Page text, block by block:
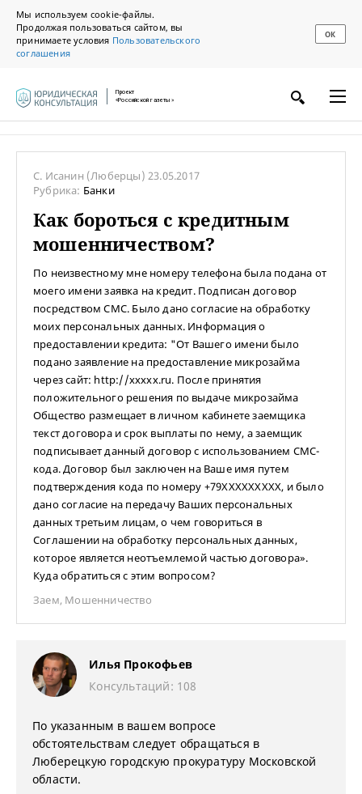
Мы используем cookie-файлы.
Продолжая пользоваться сайтом, вы
принимаете условия Пользовательского
соглашения
ОК
Проект
«Российской газеты»
С. Исанин (Люберцы) 23.05.2017
Рубрика: Банки
Как бороться с кредитным
мошенничеством?
По неизвестному мне номеру телефона была подана от
моего имени заявка на кредит. Подписан договор
посредством СМС. Было дано согласие на обработку
моих персональных данных. Информация о
предоставлении кредита: "От Вашего имени было
подано заявление на предоставление микрозайма
через сайт: http://ххххх.ru. После принятия
положительного решения по выдаче микрозайма
Общество размещает в личном кабинете заемщика
текст договора и срок выплаты по нему, а заемщик
подписывает данный договор с использованием СМС-
кода. Договор был заключен на Ваше имя путем
подтверждения кода по номеру +79ХХХХХХХХХ, и было
дано согласие на передачу Ваших персональных
данных третьим лицам, о чем говориться в
Соглашении на обработку персональных данных,
которое является неотъемлемой частью договора».
Куда обратиться с этим вопросом?
Заем, Мошенничество
Илья Прокофьев
Консультаций: 108
По указанным в вашем вопросе
обстоятельствам следует обращаться в
Люберецкую городскую прокуратуру Московской
области.